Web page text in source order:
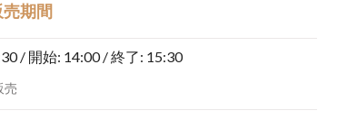
期間
/ 開始: 14:00 / 終了: 15:30
売